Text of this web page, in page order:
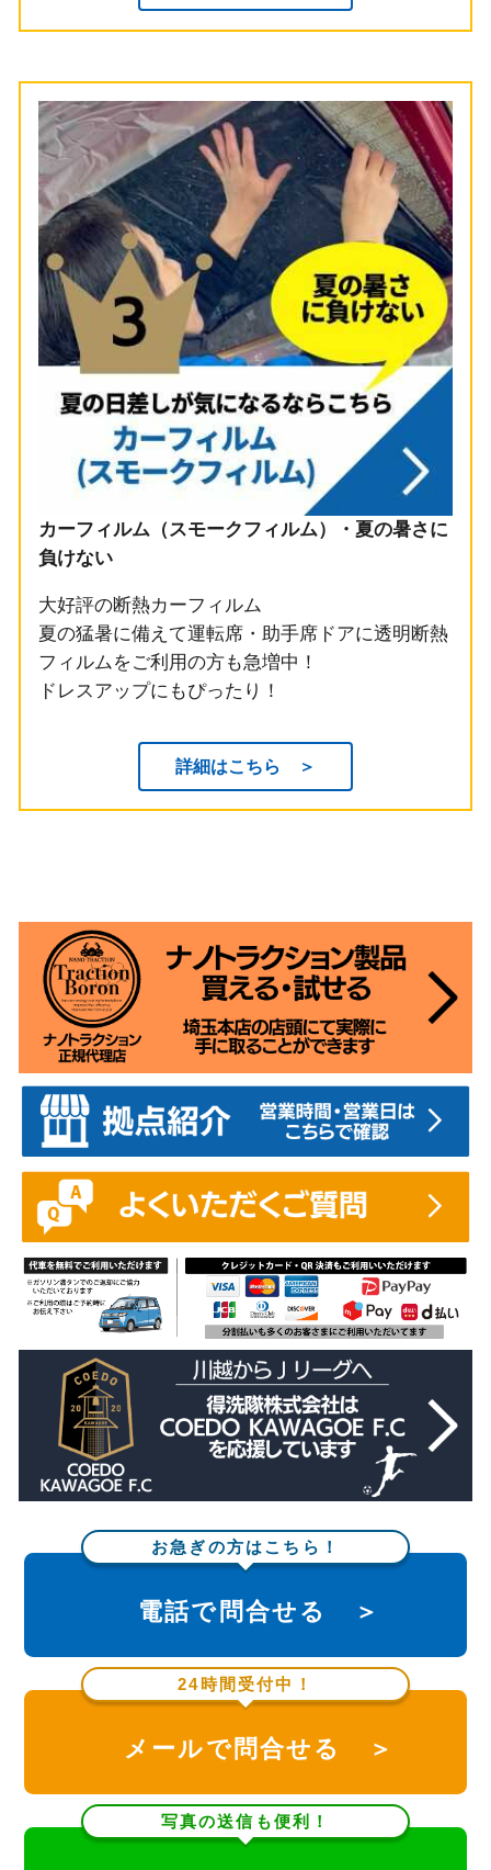
カーフィルム（スモークフィルム）・夏の暑さに
負けない
大好評の断熱カーフィルム
夏の猛暑に備えて運転席・助手席ドアに透明断熱
フィルムをご利用の方も急増中！
ドレスアップにもぴったり！
詳細はこちら ＞
お急ぎの方はこちら！
電話で問合せる ＞
24時間受付中！
メールで問合せる ＞
写真の送信も便利！